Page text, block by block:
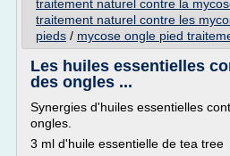
traitement naturel contre la
traitement naturel contre les
pieds / mycose ongle pied
Les huiles essentielles
des ongles ...
Synergies d'huiles essentielles
ongles.
3 ml d'huile essentielle de tea tree